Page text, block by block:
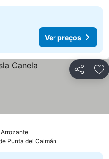
Ver preços
Partilhar
Punta del Caimán